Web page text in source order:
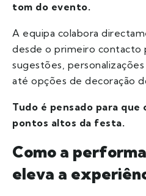
tom do evento.
A equipa colabora
desde o primeiro contacto
sugestões,
até opções de decoração
Tudo é pensado para que
pontos altos da festa.
Como a
eleva a